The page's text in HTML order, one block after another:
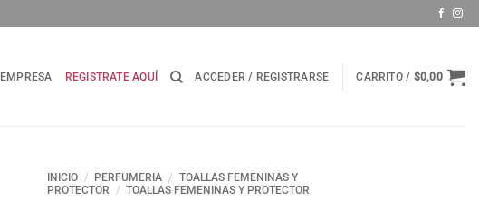
EMPRESA REGISTRATE AQUÍ ACCEDER / REGISTRARSE CARRITO / $0,00
INICIO / PERFUMERIA / TOALLAS FEMENINAS Y
PROTECTOR
/ TOALLAS FEMENINAS Y PROTECTOR